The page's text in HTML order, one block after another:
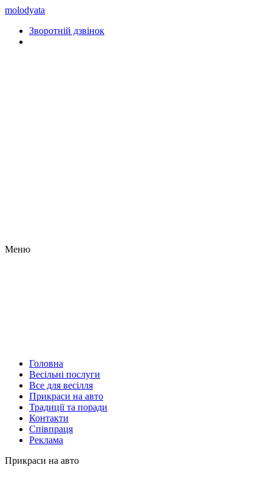
molodyata
Зворотній дзвінок
Меню
Головна
Весільні послуги
Все для весілля
Прикраси на авто
Традиції та поради
Контакти
Співпраця
Реклама
Прикраси на авто